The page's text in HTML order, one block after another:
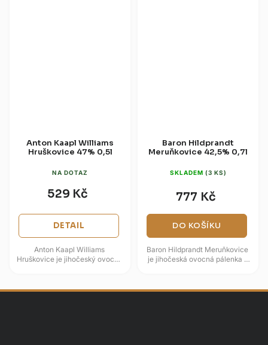
Anton Kaapl Williams
Hruškovice 47% 0,5l
NA DOTAZ
529 Kč
DETAIL
Anton Kaapl Williams
Hruškovice je jihočeský ovocný
Baron Hildprandt
Meruňkovice 42,5% 0,7l
SKLADEM (3 KS)
777 Kč
DO KOŠÍKU
Baron Hildprandt Meruňkovice
je jihočeská ovocná pálenka s